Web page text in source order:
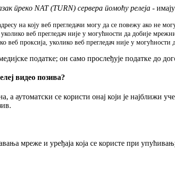
зак преко NAT (TURN) сервера помоћу релеја - имају
дресу на коју веб прегледачи могу да се повежу ако не мог
уколико веб прегледач није у могућности да добије мрежн
ко веб проксија, уколико веб прегледач није у могућности
едијске податке; он само прослеђује податке до дог
елеј видео позива?
а, а аутоматски се користи онај који је најближи уче
ив.
вања мреже и уређаја која се користе при упућивањ